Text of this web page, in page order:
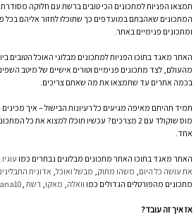
תמצאו הפניות למתכונים הכי טובים ברשת עם חלוקה
המתכונים שאהבתם במועדפים כך שתוכלו לחזור אליהם בכל
ומתכונים פנימיים באתר.
האתר מאגד בתוכו הפניות למתכונים מבלוגי האוכל הטובים
מהעולם, לצד מתכונים פנימיים וטורים אישיים של מיטב
בכמה אתרים עד שתמצאו את מה שאתם צריכים.
תמיד תהיתם מאיפה מגיעים כל רעיונות הבישול – איך
מוס שוקולד עם 2 מצרכים? עכשיו תוכלו למצוא את
אחד.
האתר מאגד בתוכו האתר מתכונים מבלוגים נבחרים כמו
את עושה כל היום, משהו מתוק, מבשל ואוכל, אדונית
מתכונים מהפורטלים הגדולים כמו וואלה, מאקו, רשת ,
אז איך זה עובד?